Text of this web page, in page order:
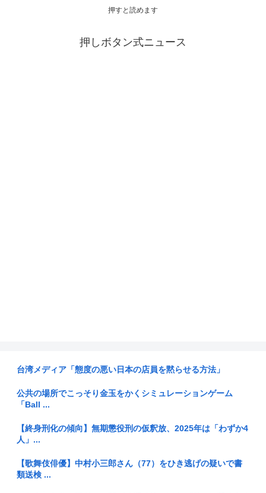
押すと読めます
押しボタン式ニュース
台湾メディア「態度の悪い日本の店員を黙らせる方法」
公共の場所でこっそり金玉をかくシミュレーションゲーム
「Ball ...
【終身刑化の傾向】無期懲役刑の仮釈放、2025年は「わずか4
人」...
【歌舞伎俳優】中村小三郎さん（77）をひき逃げの疑いで書
類送検 ...